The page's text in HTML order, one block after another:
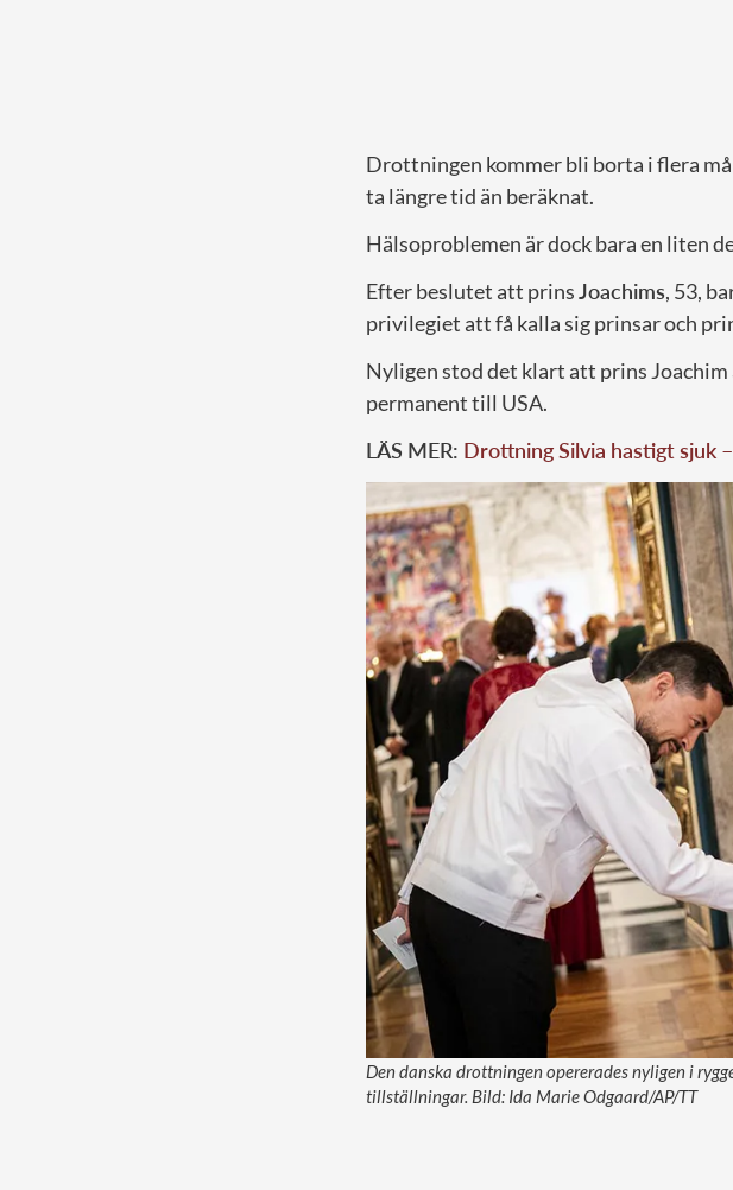
Drottningen kommer bli borta i flera
ta längre tid än beräknat.
Hälsoproblemen är dock bara en liten
Efter beslutet att prinsJoachims, 53,
privilegiet att få kalla sig prinsar och
Nyligen stod det klart att prins
permanent till USA.
LÄS MER: Drottning Silvia hastigt sjuk
Den danska drottningen opererades nyligen i
tillställningar. Bild: Ida Marie Odgaard/AP/TT